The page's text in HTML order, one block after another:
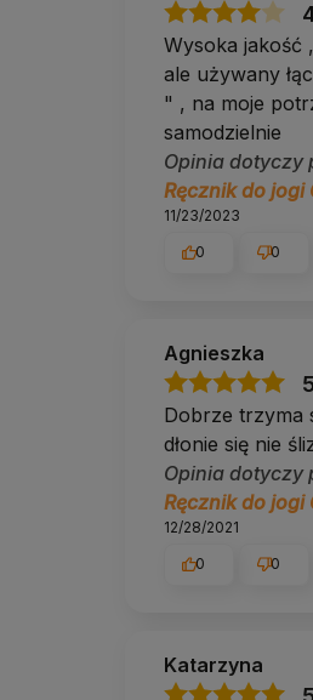
Wysoka jakość
ale używany
" , na moje
samodzielnie
Opinia dotyczy
Ręcznik do jogi
11/23/2023
0 0
Agnieszka
Dobrze trzyma
dłonie się nie
Opinia dotyczy
Ręcznik do jogi
12/28/2021
0 0
Katarzyna